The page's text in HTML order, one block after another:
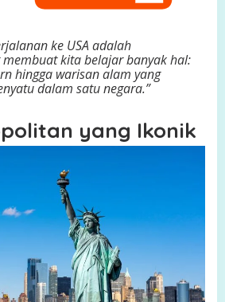
ke USA adalah
kita belajar banyak hal:
hingga warisan alam yang
dalam satu negara.”
yang Ikonik